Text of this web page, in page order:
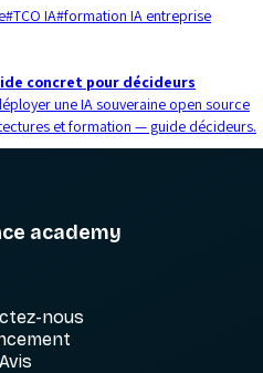
#TCO IA#formation IA entreprise
concret pour décideurs
une IA souveraine open source
et formation — guide décideurs.
academy
nous
Avis